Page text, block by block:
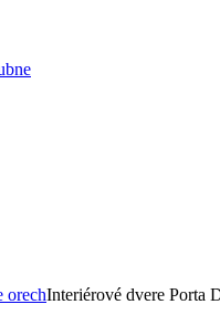
orechInteriérové dvere Porta